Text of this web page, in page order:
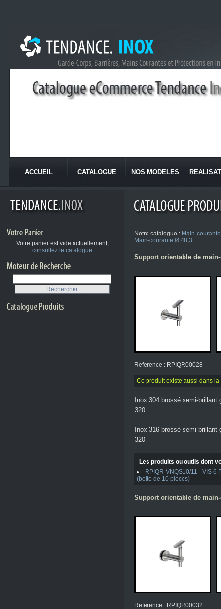
ACCUEIL CATALOGUE NOS MODELES
Votre panier est vide actuellement,
consultez le catalogue
Notre catalogue : Main-
Main-courante Ø 48,3
Support orientable de
Reference : RPIQR00028
Ce produit existe aussi dans
Inox 304 brossé semi-brillant
320
Inox 316 brossé semi-brillant
320
Les produits ou outils dont
RPIQR-VNQS10/11 - VIS
(boite de 10 pièces)
Support orientable de
Reference : RPIQR00032